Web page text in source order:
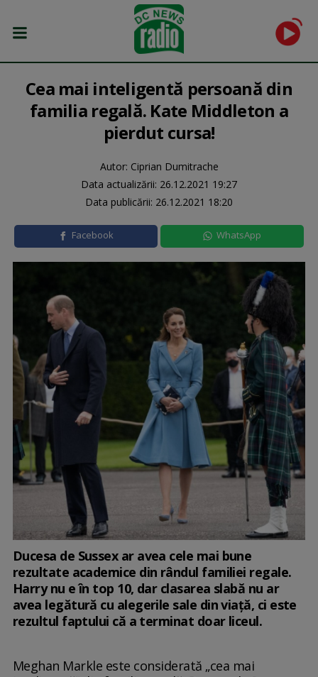
Cea mai inteligentă persoană din
familia regală. Kate Middleton a
pierdut cursa!
Autor: Ciprian Dumitrache
Data actualizării: 26.12.2021 19:27
Data publicării: 26.12.2021 18:20
Facebook WhatsApp
Ducesa de Sussex ar avea cele mai bune
rezultate academice din rândul familiei regale.
Harry nu e în top 10, dar clasarea slabă nu ar
avea legătură cu alegerile sale din viață, ci este
rezultul faptului că a terminat doar liceul.
Meghan Markle este considerată „cea mai